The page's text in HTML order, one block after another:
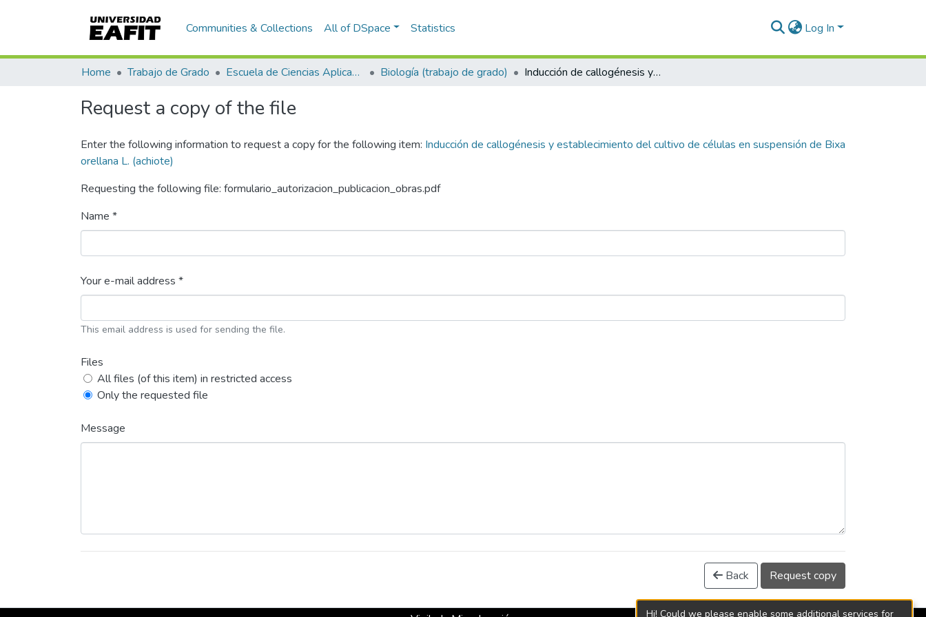
Communities & Collections All of DSpace Statistics Log In
Home Trabajo de Grado Escuela de Ciencias Aplicadas e Ingeniería Biología (trabajo de grado) Inducción de callogénesis y establecimiento del cultivo de células en suspensión de Bixa orellana L. (achiote)
Request a copy of the file
Enter the following information to request a copy for the following item: Inducción de callogénesis y establecimiento del cultivo de células en suspensión de Bixa
orellana L. (achiote)
Requesting the following file: formulario_autorizacion_publicacion_obras.pdf
Name *
Your e-mail address *
This email address is used for sending the file.
Files
All files (of this item) in restricted access
Only the requested file
Message
Back Request copy
Hi! Could we please enable some additional services for